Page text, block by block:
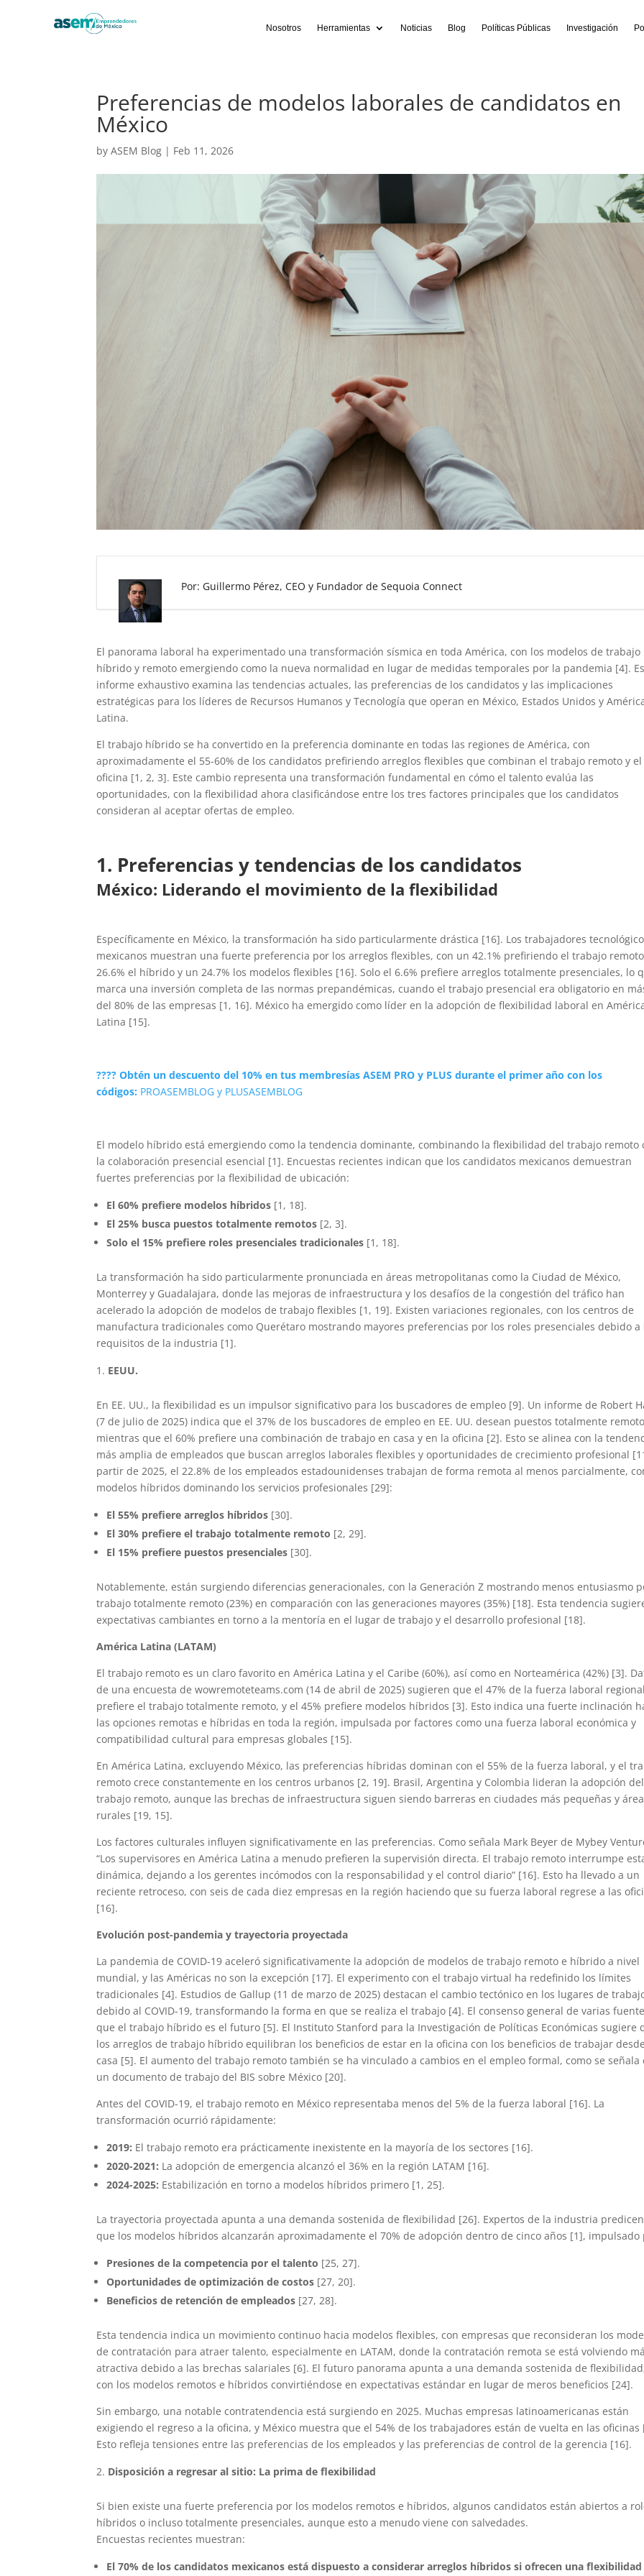
Nosotros Herramientas Noticias Blog Políticas Públicas Investigación
Preferencias de modelos laborales de candidatos en
México
byASEM Blog | Feb 11, 2026
Por: Guillermo Pérez, CEO y Fundador de Sequoia Connect
El panorama laboral ha experimentado una transformación sísmica en toda América, con los modelos de trabajo
híbrido y remoto emergiendo como la nueva normalidad en lugar de medidas temporales por la pandemia [4].
informe exhaustivo examina las tendencias actuales, las preferencias de los candidatos y las implicaciones
estratégicas para los líderes de Recursos Humanos y Tecnología que operan en México, Estados Unidos y
Latina.
El trabajo híbrido se ha convertido en la preferencia dominante en todas las regiones de América, con
aproximadamente el 55-60% de los candidatos prefiriendo arreglos flexibles que combinan el trabajo remoto y el
oficina [1, 2, 3]. Este cambio representa una transformación fundamental en cómo el talento evalúa las
oportunidades, con la flexibilidad ahora clasificándose entre los tres factores principales que los candidatos
consideran al aceptar ofertas de empleo.
1. Preferencias y tendencias de los candidatos
México: Liderando el movimiento de la flexibilidad
Específicamente en México, la transformación ha sido particularmente drástica [16]. Los trabajadores
mexicanos muestran una fuerte preferencia por los arreglos flexibles, con un 42.1% prefiriendo el trabajo
26.6% el híbrido y un 24.7% los modelos flexibles [16]. Solo el 6.6% prefiere arreglos totalmente presenciales, lo
marca una inversión completa de las normas prepandémicas, cuando el trabajo presencial era obligatorio en
del 80% de las empresas [1, 16]. México ha emergido como líder en la adopción de flexibilidad laboral en
Latina [15].
???? Obtén un descuento del 10% en tus membresías ASEM PRO y PLUS durante el primer año con los
códigos: PROASEMBLOG y PLUSASEMBLOG
El modelo híbrido está emergiendo como la tendencia dominante, combinando la flexibilidad del trabajo remoto
la colaboración presencial esencial [1]. Encuestas recientes indican que los candidatos mexicanos demuestran
fuertes preferencias por la flexibilidad de ubicación:
El 60% prefiere modelos híbridos [1, 18].
El 25% busca puestos totalmente remotos [2, 3].
Solo el 15% prefiere roles presenciales tradicionales [1, 18].
La transformación ha sido particularmente pronunciada en áreas metropolitanas como la Ciudad de México,
Monterrey y Guadalajara, donde las mejoras de infraestructura y los desafíos de la congestión del tráfico han
acelerado la adopción de modelos de trabajo flexibles [1, 19]. Existen variaciones regionales, con los centros de
manufactura tradicionales como Querétaro mostrando mayores preferencias por los roles presenciales debido a
requisitos de la industria [1].
EEUU.
En EE. UU., la flexibilidad es un impulsor significativo para los buscadores de empleo [9]. Un informe de Robert
(7 de julio de 2025) indica que el 37% de los buscadores de empleo en EE. UU. desean puestos totalmente
mientras que el 60% prefiere una combinación de trabajo en casa y en la oficina [2]. Esto se alinea con la
más amplia de empleados que buscan arreglos laborales flexibles y oportunidades de crecimiento profesional
partir de 2025, el 22.8% de los empleados estadounidenses trabajan de forma remota al menos parcialmente,
modelos híbridos dominando los servicios profesionales [29]:
El 55% prefiere arreglos híbridos [30].
El 30% prefiere el trabajo totalmente remoto [2, 29].
El 15% prefiere puestos presenciales [30].
Notablemente, están surgiendo diferencias generacionales, con la Generación Z mostrando menos entusiasmo
trabajo totalmente remoto (23%) en comparación con las generaciones mayores (35%) [18]. Esta tendencia
expectativas cambiantes en torno a la mentoría en el lugar de trabajo y el desarrollo profesional [18].
América Latina (LATAM)
El trabajo remoto es un claro favorito en América Latina y el Caribe (60%), así como en Norteamérica (42%) [3].
de una encuesta de wowremoteteams.com (14 de abril de 2025) sugieren que el 47% de la fuerza laboral regional
prefiere el trabajo totalmente remoto, y el 45% prefiere modelos híbridos [3]. Esto indica una fuerte inclinación
las opciones remotas e híbridas en toda la región, impulsada por factores como una fuerza laboral económica y
compatibilidad cultural para empresas globales [15].
En América Latina, excluyendo México, las preferencias híbridas dominan con el 55% de la fuerza laboral, y el
remoto crece constantemente en los centros urbanos [2, 19]. Brasil, Argentina y Colombia lideran la adopción del
trabajo remoto, aunque las brechas de infraestructura siguen siendo barreras en ciudades más pequeñas y
rurales [19, 15].
Los factores culturales influyen significativamente en las preferencias. Como señala Mark Beyer de Mybey
“Los supervisores en América Latina a menudo prefieren la supervisión directa. El trabajo remoto interrumpe
dinámica, dejando a los gerentes incómodos con la responsabilidad y el control diario” [16]. Esto ha llevado a un
reciente retroceso, con seis de cada diez empresas en la región haciendo que su fuerza laboral regrese a las
[16].
Evolución post-pandemia y trayectoria proyectada
La pandemia de COVID-19 aceleró significativamente la adopción de modelos de trabajo remoto e híbrido a nivel
mundial, y las Américas no son la excepción [17]. El experimento con el trabajo virtual ha redefinido los límites
tradicionales [4]. Estudios de Gallup (11 de marzo de 2025) destacan el cambio tectónico en los lugares de
debido al COVID-19, transformando la forma en que se realiza el trabajo [4]. El consenso general de varias
que el trabajo híbrido es el futuro [5]. El Instituto Stanford para la Investigación de Políticas Económicas sugiere
los arreglos de trabajo híbrido equilibran los beneficios de estar en la oficina con los beneficios de trabajar desde
casa [5]. El aumento del trabajo remoto también se ha vinculado a cambios en el empleo formal, como se señala
un documento de trabajo del BIS sobre México [20].
Antes del COVID-19, el trabajo remoto en México representaba menos del 5% de la fuerza laboral [16]. La
transformación ocurrió rápidamente:
2019: El trabajo remoto era prácticamente inexistente en la mayoría de los sectores [16].
2020-2021: La adopción de emergencia alcanzó el 36% en la región LATAM [16].
2024-2025: Estabilización en torno a modelos híbridos primero [1, 25].
La trayectoria proyectada apunta a una demanda sostenida de flexibilidad [26]. Expertos de la industria predicen
que los modelos híbridos alcanzarán aproximadamente el 70% de adopción dentro de cinco años [1], impulsado
Presiones de la competencia por el talento [25, 27].
Oportunidades de optimización de costos [27, 20].
Beneficios de retención de empleados [27, 28].
Esta tendencia indica un movimiento continuo hacia modelos flexibles, con empresas que reconsideran los
de contratación para atraer talento, especialmente en LATAM, donde la contratación remota se está volviendo
atractiva debido a las brechas salariales [6]. El futuro panorama apunta a una demanda sostenida de
con los modelos remotos e híbridos convirtiéndose en expectativas estándar en lugar de meros beneficios [24].
Sin embargo, una notable contratendencia está surgiendo en 2025. Muchas empresas latinoamericanas están
exigiendo el regreso a la oficina, y México muestra que el 54% de los trabajadores están de vuelta en las oficinas
Esto refleja tensiones entre las preferencias de los empleados y las preferencias de control de la gerencia [16].
Disposición a regresar al sitio: La prima de flexibilidad
Si bien existe una fuerte preferencia por los modelos remotos e híbridos, algunos candidatos están abiertos a
híbridos o incluso totalmente presenciales, aunque esto a menudo viene con salvedades.
Encuestas recientes muestran:
El 70% de los candidatos mexicanos está dispuesto a considerar arreglos híbridos si ofrecen una flexibilidad